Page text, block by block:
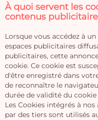
À quoi servent les
contenus
Lorsque vous accédez à
espaces publicitaires
publicitaires, cette
cookie. Ce cookie est
d'être enregistré dans
de reconnaître le
durée de validité du cookie
Les Cookies intégrés à
par des tiers sont utilisés